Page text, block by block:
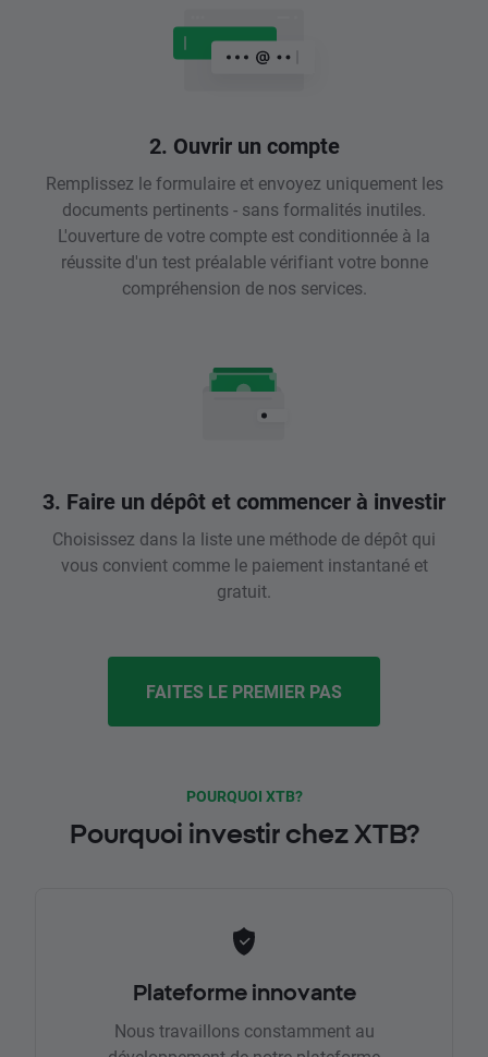
2. Ouvrir un compte
Remplissez le formulaire et envoyez uniquement les
documents pertinents - sans formalités inutiles.
L'ouverture de votre compte est conditionnée à la
réussite d'un test préalable vérifiant votre bonne
compréhension de nos services.
3. Faire un dépôt et commencer à investir
Choisissez dans la liste une méthode de dépôt qui
vous convient comme le paiement instantané et
gratuit.
FAITES LE PREMIER PAS
POURQUOI XTB?
Pourquoi investir chez XTB?
Plateforme innovante
Nous travaillons constamment au